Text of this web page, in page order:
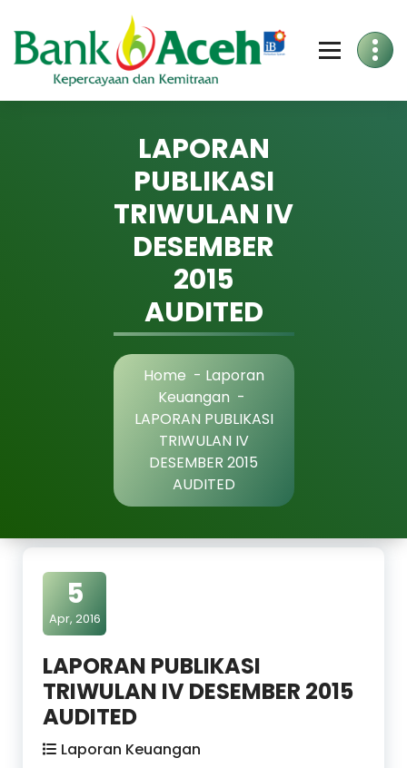
to
Content
LAPORAN
PUBLIKASI
TRIWULAN IV
DESEMBER
2015
AUDITED
Home - Laporan
Keuangan -
LAPORAN PUBLIKASI
TRIWULAN IV
DESEMBER 2015
AUDITED
5
Apr, 2016
LAPORAN PUBLIKASI
TRIWULAN IV DESEMBER 2015
AUDITED
Laporan Keuangan